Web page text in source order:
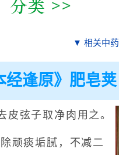
▼ 相关中药
经逢原》肥皂荚
皮弦子取净肉用之。
顽痰垢腻，不减二